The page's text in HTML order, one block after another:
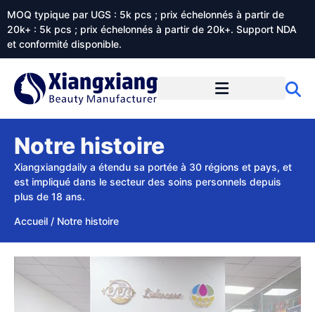
MOQ typique par UGS : 5k pcs ; prix échelonnés à partir de
20k+ : 5k pcs ; prix échelonnés à partir de 20k+. Support NDA
et conformité disponible.
Notre histoire
Xiangxiangdaily a étendu sa portée à 30 régions et pays, et
est impliqué dans le secteur des soins personnels depuis
plus de 18 ans.
Accueil / Notre histoire